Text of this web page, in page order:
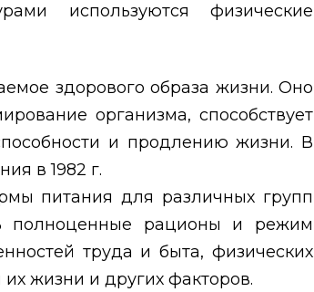
используются физические
здорового образа жизни. Оно
организма, способствует
и продлению жизни. В
в 1982 г.
питания для различных групп
полноценные рационы и режим
труда и быта, физических
жизни и других факторов.